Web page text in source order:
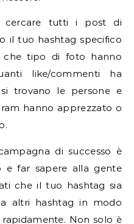
cercare tutti i post di
il tuo hashtag specifico
che tipo di foto hanno
like/commenti ha
trovano le persone e
hanno apprezzato o
foto.
di successo è
e far sapere alla gente
che il tuo hashtag sia
altri hashtag in modo
Non solo è